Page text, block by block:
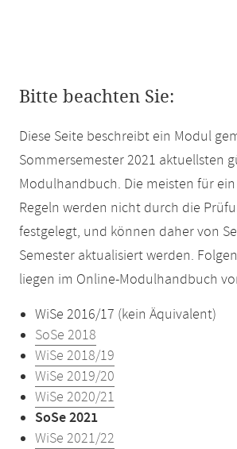
Bitte beachten Sie:
Diese Seite beschreibt ein Modul
Sommersemester 2021 aktuellsten
Modulhandbuch. Die meisten für
Regeln werden nicht durch die
festgelegt, und können daher von
Semester aktualisiert werden.
liegen im Online-Modulhandbuch
WiSe 2016/17 (kein Äquivalent)
SoSe 2018
WiSe 2018/19
WiSe 2019/20
WiSe 2020/21
SoSe 2021
WiSe 2021/22